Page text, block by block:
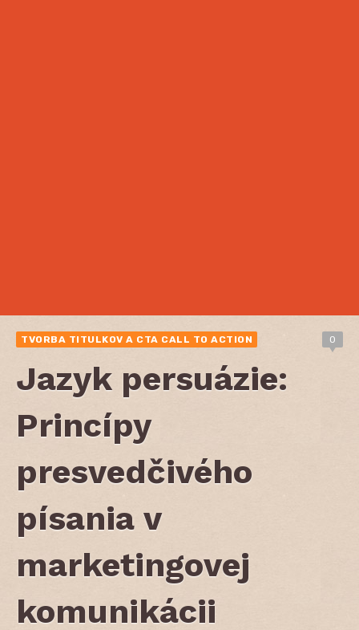
TVORBA TITULKOV A CTA CALL TO ACTION 0
Jazyk persuázie:
Princípy
presvedčivého
písania v
marketingovej
komunikácii